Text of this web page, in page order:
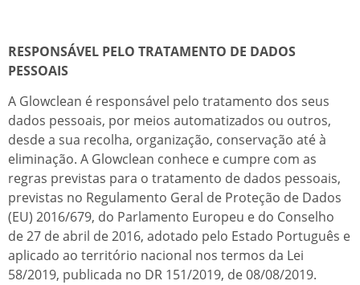
RESPONSÁVEL PELO TRATAMENTO DE DADOS
PESSOAIS
A Glowclean é responsável pelo tratamento dos seus
dados pessoais, por meios automatizados ou outros,
desde a sua recolha, organização, conservação até à
eliminação. A Glowclean conhece e cumpre com as
regras previstas para o tratamento de dados pessoais,
previstas no Regulamento Geral de Proteção de Dados
(EU) 2016/679, do Parlamento Europeu e do Conselho
de 27 de abril de 2016, adotado pelo Estado Português e
aplicado ao território nacional nos termos da Lei
58/2019, publicada no DR 151/2019, de 08/08/2019.